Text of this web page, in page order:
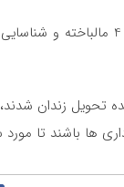
فرمانده انتظامي شهرستان محمودآباد
زندان
باشند تا مورد